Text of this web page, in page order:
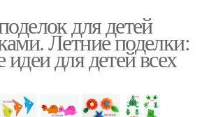
для детей
Летние поделки:
для детей всех